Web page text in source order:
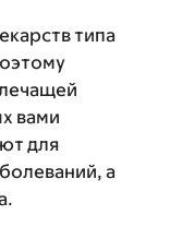
типа
вами
для
а